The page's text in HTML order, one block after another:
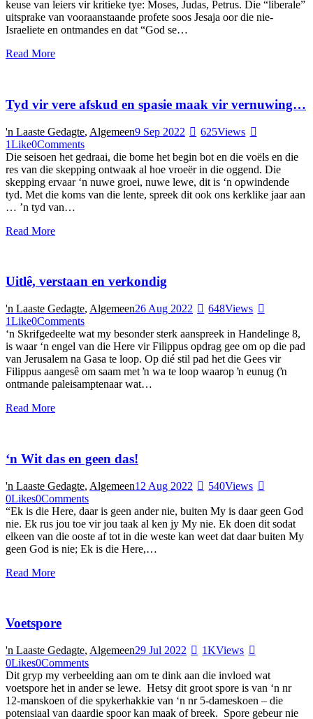
keuse van leiers vir kritieke tye: Moses, Judas, Petrus. Die “liberale”
uitsprake van vooraanstaande profete soos Jesaja oor die nie-
Israeliete en ontmandes en dat “God se…
Read More
Tyd vir vere afskud en spasie maak vir vernuwing…
'n Laaste Gedagte, Algemeen9 Sep 2022 625Views
1Like0Comments
Die seisoen het gedraai, die bome het begin bot en die voëls en die
res van die skepping ontwaak al hoe vroeër in die oggend. Die
skepping ervaar ‘n nuwe groei, nuwe lewe, dit is ‘n opwindende
tyd. Met die koms van die lente, spreek dit ook ons kerklike jaar aan
… ’n tyd van…
Read More
Uitlê, verstaan en verkondig
'n Laaste Gedagte, Algemeen26 Aug 2022 648Views
1Like0Comments
‘n Skrifgedeelte wat my besonder sterk aanspreek in Handelinge 8,
is waar ‘n engel van die Here vir Filippus opdrag gee om op die pad
van Jerusalem na Gasa te loop. Op dié stil pad het die Gees vir
Filippus aangesê om saam met ŉ wa te loop waarop ŉ eunug (ŉ
ontmande paleisamptenaar wat…
Read More
‘n Wit das en geen das!
'n Laaste Gedagte, Algemeen12 Aug 2022 540Views
0Likes0Comments
“Ek is die Here, daar is geen ander nie, buiten My is daar geen God
nie. Ek rus jou toe vir jou taak al ken jy My nie. Ek doen dit sodat
elkeen van die ooste af tot in die weste kan weet dat daar buiten My
geen God is nie; Ek is die Here,…
Read More
Voetspore
'n Laaste Gedagte, Algemeen29 Jul 2022 1KViews
0Likes0Comments
Dit gryp my verbeelding aan om te dink aan die invloed wat
voetspore het in ander se lewe. Hetsy dit groot spore is van ‘n nr
12-manskoen of die spykerhakkie van ‘n nr 5-dameskoen – die
potensiaal van daardie spoor kan maak of breek. Spore gebeur nie